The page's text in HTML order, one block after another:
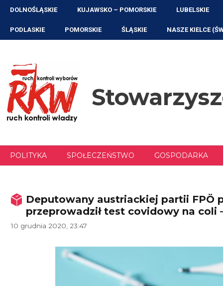
Przejdź
treści
DOLNOŚLĄSKIE KUJAWSKO – POMORSKIE LUBELSKIE
PODLASKIE POMORSKIE ŚLĄSKIE NASZE KIELCE
POLITYKA SPOŁECZEŃSTWO GOSPODARKA
Deputowany austriackiej partii FPÖ
przeprowadził test covidowy na coli
10 grudnia 2020, 23:47